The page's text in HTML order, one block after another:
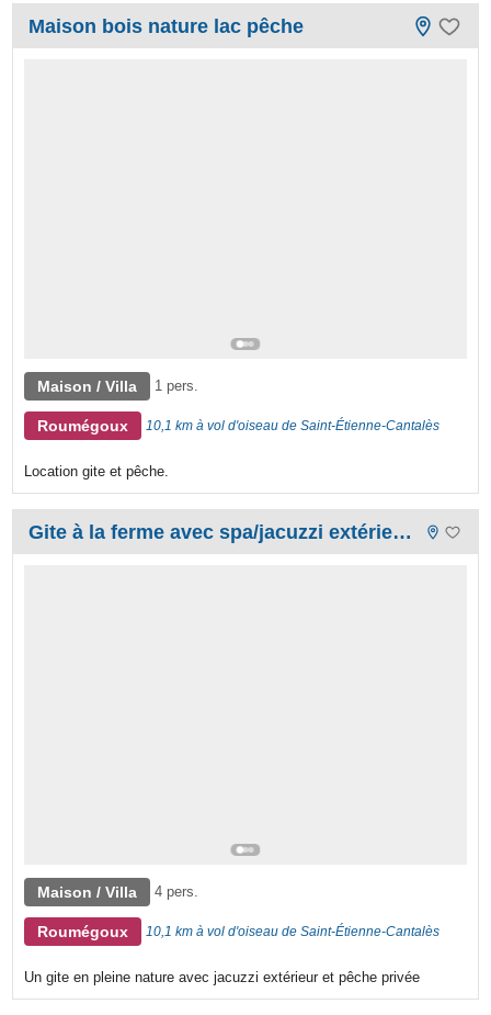
Maison bois nature lac pêche
Maison / Villa 1 pers.
Roumégoux 10,1 km à vol d'oiseau de Saint-Étienne-Cantalès
Location gite et pêche.
Gite à la ferme avec spa/jacuzzi extérieur et pêche privé
Maison / Villa 4 pers.
Roumégoux 10,1 km à vol d'oiseau de Saint-Étienne-Cantalès
Un gite en pleine nature avec jacuzzi extérieur et pêche privée